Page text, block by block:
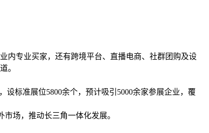
内专业买家，还有跨境平台、直播电商、社群团购及设
。
标准展位5800余个，预计吸引5000余家参展企业，覆
场，推动长三角一体化发展。